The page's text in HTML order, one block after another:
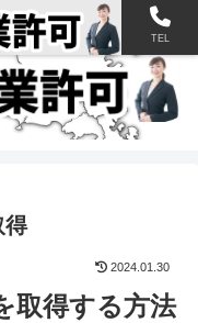
新規・更新・経審】
得
2024.01.30
取得する方法
TEL